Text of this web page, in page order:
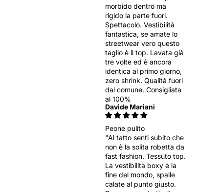
morbido dentro ma
rigido la parte fuori.
Spettacolo. Vestibilità
fantastica, se amate lo
streetwear vero questo
taglio è il top. Lavata già
tre volte ed è ancora
identica al primo giorno,
zero shrink. Qualità fuori
dal comune. Consigliata
al 100%
Davide Mariani
Peone pulito
"Al tatto senti subito che
non è la solita robetta da
fast fashion. Tessuto top.
La vestibilità boxy è la
fine del mondo, spalle
calate al punto giusto.